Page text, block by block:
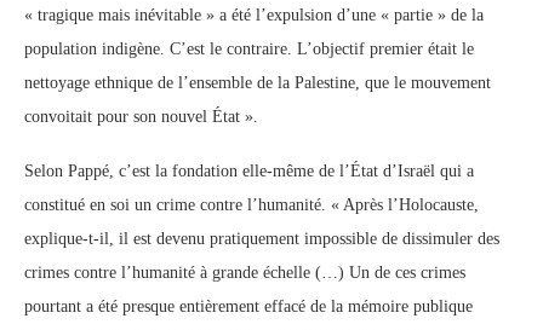
« tragique mais inévitable » a été l’expulsion d’une « partie » de la
population indigène. C’est le contraire. L’objectif premier était le
nettoyage ethnique de l’ensemble de la Palestine, que le mouvement
convoitait pour son nouvel État ».
Selon Pappé, c’est la fondation elle-même de l’État d’Israël qui a
constitué en soi un crime contre l’humanité. « Après l’Holocauste,
explique-t-il, il est devenu pratiquement impossible de dissimuler des
crimes contre l’humanité à grande échelle (…) Un de ces crimes
pourtant a été presque entièrement effacé de la mémoire publique